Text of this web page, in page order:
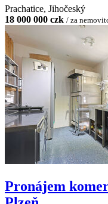
Prachatice, Jihočeský
18 000 000 czk / za
Pronájem